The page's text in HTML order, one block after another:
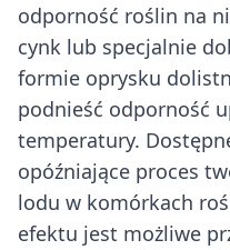
odporność roślin na
cynk lub specjalnie
formie oprysku
podnieść odporność
temperatury.
opóźniające proces
lodu w komórkach
efektu jest możliwe